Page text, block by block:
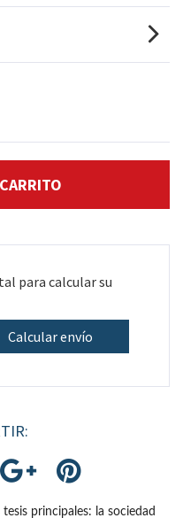
para calcular su
Calcular envío
principales: la sociedad